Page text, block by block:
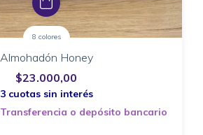
8 colores
Almohadón Honey
$23.000,00
Transferencia o depósito bancario